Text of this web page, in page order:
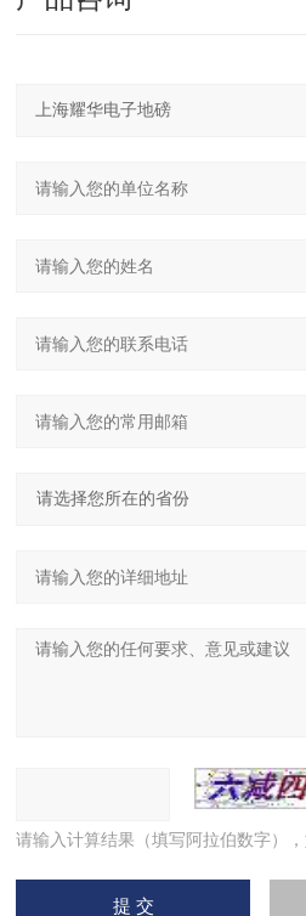
请输入计算结果（填写阿拉伯数字）